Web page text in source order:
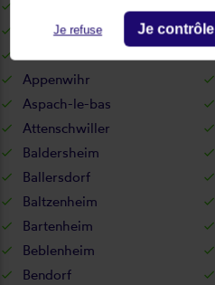
Altkirch
Appenwihr
Aspach-le-bas
Attenschwiller
Baldersheim
Ballersdorf
Baltzenheim
Bartenheim
Beblenheim
Bendorf
Je refuse Je contrôle